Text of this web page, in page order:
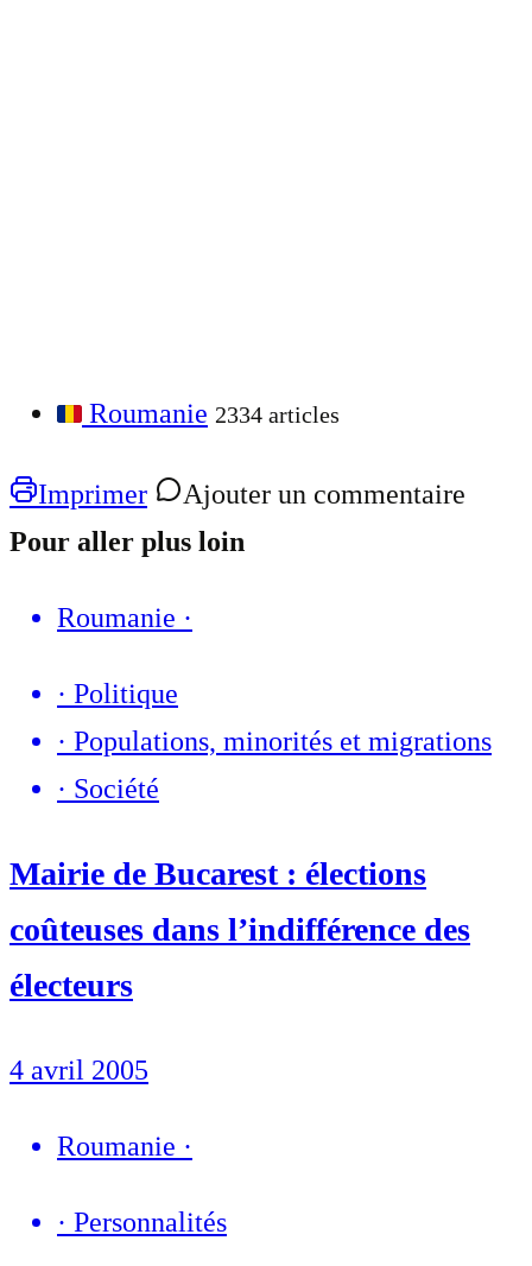
Roumanie 2334 articles
Imprimer
Ajouter un commentaire
Pour aller plus loin
Roumanie ·
· Politique
· Populations, minorités et migrations
· Société
Mairie de Bucarest : élections
coûteuses dans l’indifférence des
électeurs
4 avril 2005
Roumanie ·
· Personnalités